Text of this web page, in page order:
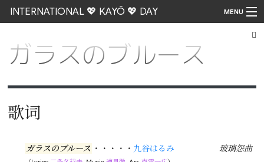
INTERNATIONAL 💖 KAYŌ 💖 DAY MENU
ガラスのブルース
歌词
ガラスのブルース ・・・・・ 九谷はるみ 玻璃怨曲